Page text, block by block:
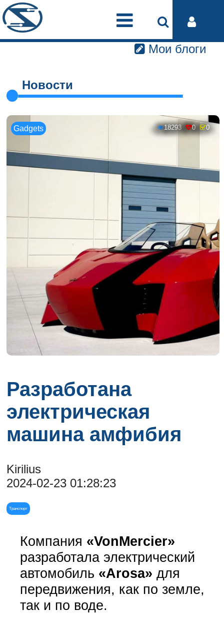
Мои блоги
Новости
Gadgets 18293 0 0
Разработана
электрическая
машина амфибия
Kirilius
2024-02-23 01:28:23
Транспорт
Компания «VonMercier»
разработала электрический
автомобиль «Arosa» для
передвижения, как по земле,
так и по воде.